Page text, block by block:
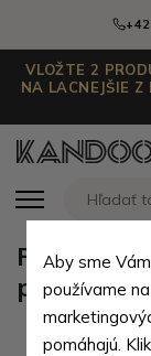
VLOŽTE 2
NA LACNEJŠIE Z
plážová
Aby sme
používame
pomáhajú.